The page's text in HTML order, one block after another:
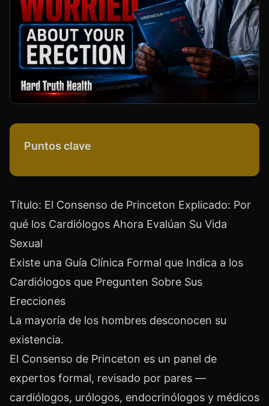
Puntos clave
Título: El Consenso de Princeton Explicado: Por
qué los Cardiólogos Ahora Evalúan Su Vida
Sexual
Existe una Guía Clínica Formal que Indica a los
Cardiólogos que Pregunten Sobre Sus
Erecciones
La mayoría de los hombres desconocen su
existencia.
El Consenso de Princeton es un panel de
expertos formal, revisado por pares —
cardiólogos, urólogos, endocrinólogos y médicos